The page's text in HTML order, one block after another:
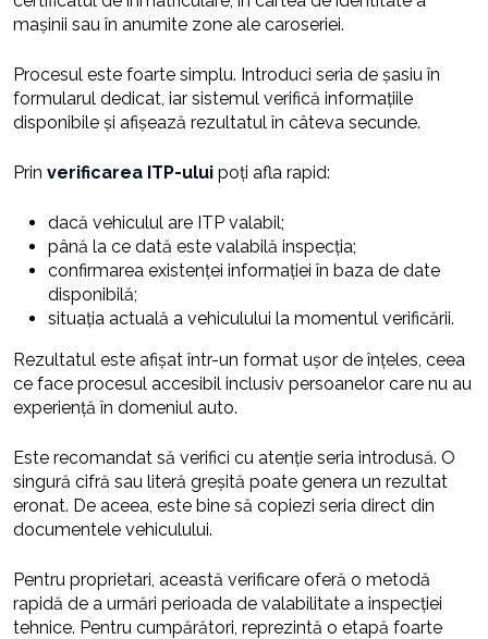
mașinii sau în anumite zone ale caroseriei.
Procesul este foarte simplu. Introduci seria de șasiu în
formularul dedicat, iar sistemul verifică informațiile
disponibile și afișează rezultatul în câteva secunde.
Prin verificarea ITP-ului poți afla rapid:
dacă vehiculul are ITP valabil;
până la ce dată este valabilă inspecția;
confirmarea existenței informației în baza de date
disponibilă;
situația actuală a vehiculului la momentul verificării.
Rezultatul este afișat într-un format ușor de înțeles, ceea
ce face procesul accesibil inclusiv persoanelor care nu au
experiență în domeniul auto.
Este recomandat să verifici cu atenție seria introdusă. O
singură cifră sau literă greșită poate genera un rezultat
eronat. De aceea, este bine să copiezi seria direct din
documentele vehiculului.
Pentru proprietari, această verificare oferă o metodă
rapidă de a urmări perioada de valabilitate a inspecției
tehnice. Pentru cumpărători, reprezintă o etapă foarte